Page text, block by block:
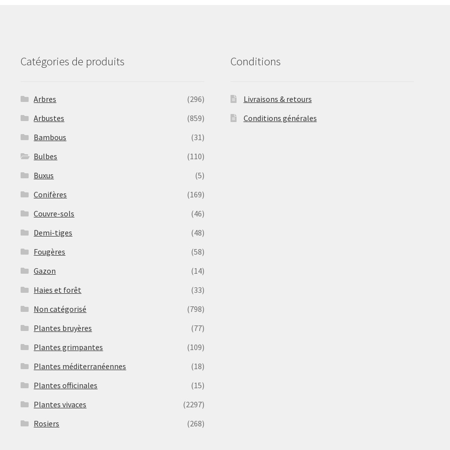
page
page
Catégories de produits
Arbres
(296)
Arbustes
(859)
Bambous
(31)
Bulbes
(110)
Buxus
(5)
Conifères
(169)
Couvre-sols
(46)
Demi-tiges
(48)
Fougères
(58)
Gazon
(14)
Haies et forêt
(33)
Non catégorisé
(798)
Plantes bruyères
(77)
Plantes grimpantes
(109)
Plantes méditerranéennes
(18)
Plantes officinales
(15)
Plantes vivaces
(2297)
Rosiers
(268)
Conditions
Livraisons & retours
Conditions générales